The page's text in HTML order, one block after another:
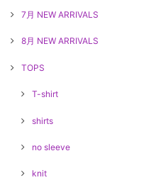
7月 NEW ARRIVALS
8月 NEW ARRIVALS
TOPS
T-shirt
shirts
no sleeve
knit